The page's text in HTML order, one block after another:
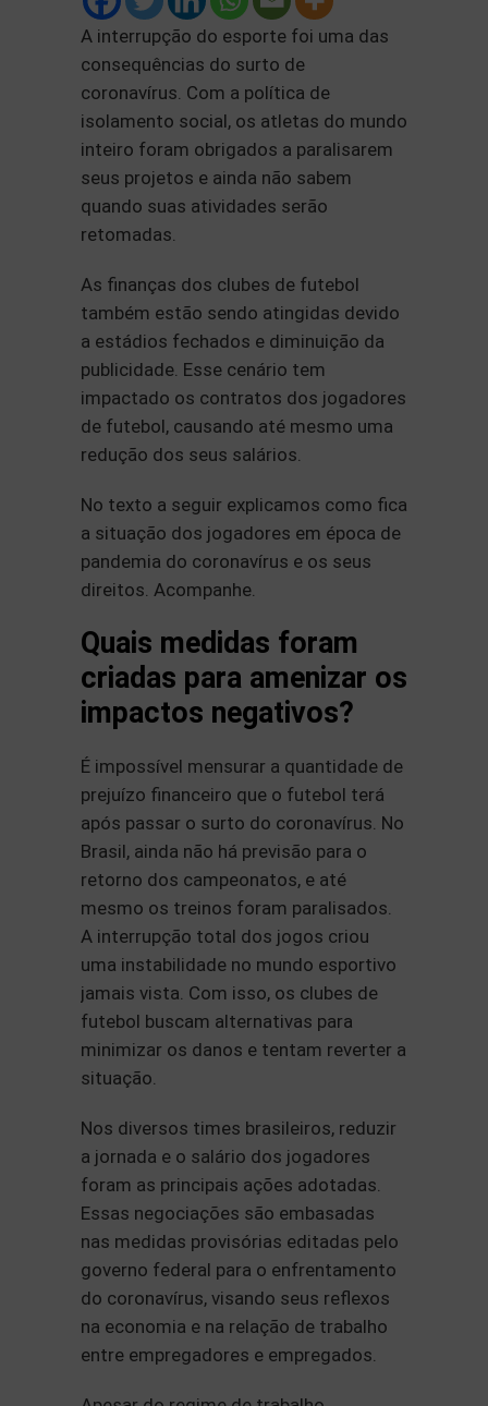
A interrupção do esporte foi uma das
consequências do surto de
coronavírus. Com a política de
isolamento social, os atletas do mundo
inteiro foram obrigados a paralisarem
seus projetos e ainda não sabem
quando suas atividades serão
retomadas.
As finanças dos clubes de futebol
também estão sendo atingidas devido
a estádios fechados e diminuição da
publicidade. Esse cenário tem
impactado os contratos dos jogadores
de futebol, causando até mesmo uma
redução dos seus salários.
No texto a seguir explicamos como fica
a situação dos jogadores em época de
pandemia do coronavírus e os seus
direitos. Acompanhe.
Quais medidas foram
criadas para amenizar os
impactos negativos?
É impossível mensurar a quantidade de
prejuízo financeiro que o futebol terá
após passar o surto do coronavírus. No
Brasil, ainda não há previsão para o
retorno dos campeonatos, e até
mesmo os treinos foram paralisados.
A interrupção total dos jogos criou
uma instabilidade no mundo esportivo
jamais vista. Com isso, os clubes de
futebol buscam alternativas para
minimizar os danos e tentam reverter a
situação.
Nos diversos times brasileiros, reduzir
a jornada e o salário dos jogadores
foram as principais ações adotadas.
Essas negociações são embasadas
nas medidas provisórias editadas pelo
governo federal para o enfrentamento
do coronavírus, visando seus reflexos
na economia e na relação de trabalho
entre empregadores e empregados.